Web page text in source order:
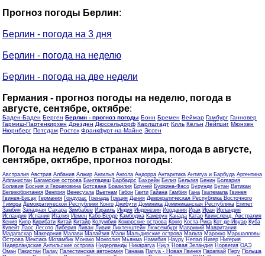
Прогноз погоды Берлин:
Берлин - погода на 3 дня
Берлин - погода на неделю
Берлин - погода на две недели
Германия - прогноз погоды на неделю, погода в
августе, сентябре, октябре:
Баден-Баден Берген Берлин - прогноз погоды Бонн Бремен Веймар Гамбург Ганновер
Гармиш-Партенкирхен Дрезден Дюссельдорф Карлштадт Киль Кёльн Лейпциг Мюнхен
Нюрнберг Потсдам Росток Франкфурт-на-Майне Эссен
Погода на неделю в странах мира, погода в августе,
сентябре, октябре, прогноз погоды:
Австралия Австрия Албания Алжир Ангилья Ангола Андорра Антарктика Антигуа и Барбуда Аргентина
Афганистан Багамские острова Бангладеш Барбадос Бахрейн Белиз Бельгия Бенин Болгария
Боливия Босния и Герцеговина Ботсвана Бразилия Бруней Буркина-Фасо Бурунди Бутан Ватикан
Великобритания Венгрия Венесуэла Вьетнам Габон Гаити Гайана Гамбия Гана Гватемала Гвинея
Гвинея-Бисау Германия Гондурас Гренада Греция Дания Демократическая Республика Восточного
Тимора Демократической Республики Конго Джибути Доминика Доминиканская Республика Египет
Замбия Западная Сахара Зимбабве Израиль Индия Индонезия Иордания Ирак Иран Ирландия
Исландия Испания Италия Йемен Кабо-Верде Камбоджа Камерун Канада Катар Квинсленд, Австралия
Кения Кипр Кирибати Китай Китайр Колумбия Коморские острова Конго Коста-Рика Кот-де-Ивуар Куба
Кувейт Лаос Лесото Либерия Ливан Ливия Лихтенштейн Люксембург Маврикий Мавритания
Мадагаскар Македония Малави Малайзия Мали Мальдивские острова Мальта Марокко Маршалловы
Острова Мексика Мозамбик Монако Монголия Мьянма Намибия Науру Непал Нигер Нигерия
Нидерландские Антильские острова Нидерланды Никарагуа Ниуэ Новая Зеландия Норвегия ОАЭ
Оман Пакистан Палау Палестинская автономия Панама Папуа - Новая Гвинея Парагвай Перу Польша